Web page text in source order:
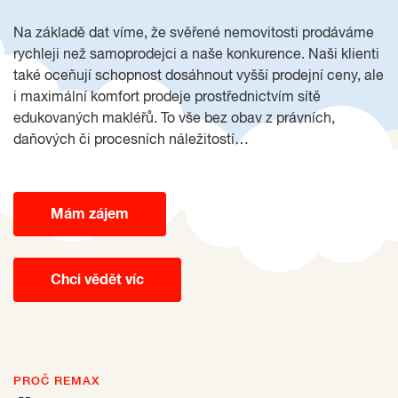
Na základě dat víme, že svěřené nemovitosti prodáváme
rychleji než samoprodejci a naše konkurence. Naši klienti
také oceňují schopnost dosáhnout vyšší prodejní ceny, ale
i maximální komfort prodeje prostřednictvím sítě
edukovaných makléřů. To vše bez obav z právních,
daňových či procesních náležitostí…
Mám zájem
Chci vědět víc
PROČ REMAX